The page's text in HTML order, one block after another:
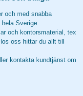
och med snabba
Sverige.
och kontorsmaterial, tex
oss hittar du allt till
kontakta kundtjänst om